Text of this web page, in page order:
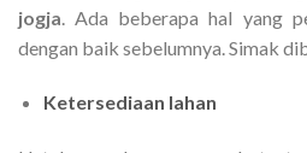
jogja . Ada beberapa hal yang
dengan baik sebelumnya. Simak
Ketersediaan lahan